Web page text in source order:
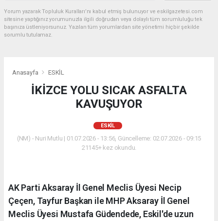
Yorum yazarak Topluluk Kuralları’nı kabul etmiş bulunuyor ve eskilgazetesi.com
sitesine yaptığınız yorumunuzla ilgili doğrudan veya dolaylı tüm sorumluluğu tek
başınıza üstleniyorsunuz. Yazılan tüm yorumlardan site yönetimi hiçbir şekilde
sorumlu tutulamaz.
Anasayfa ESKİL
İKİZCE YOLU SICAK ASFALTA
KAVUŞUYOR
ESKİL
(NM) - Nuri Mutlu | 01.07.2026 - 13:56, Güncelleme: 02.07.2026 - 09:15
21145+ kez okundu.
AK Parti Aksaray İl Genel Meclis Üyesi Necip
Çeçen, Tayfur Başkan ile MHP Aksaray İl Genel
Meclis Üyesi Mustafa Güdendede, Eskil'de uzun